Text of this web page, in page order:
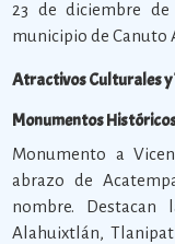
23 de diciembre
municipio de Canuto
Atractivos Culturales
Monumentos
Monumento a
abrazo de
nombre. Destacan
Alahuixtlán,